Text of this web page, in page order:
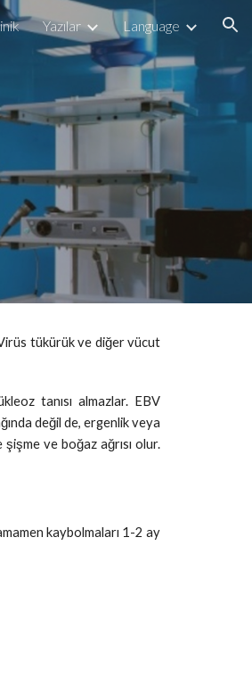
Yazılar Language
tükürük ve diğer vücut
tanısı almazlar. EBV
değil de, ergenlik veya
ve boğaz ağrısı olur.
kaybolmaları 1-2 ay